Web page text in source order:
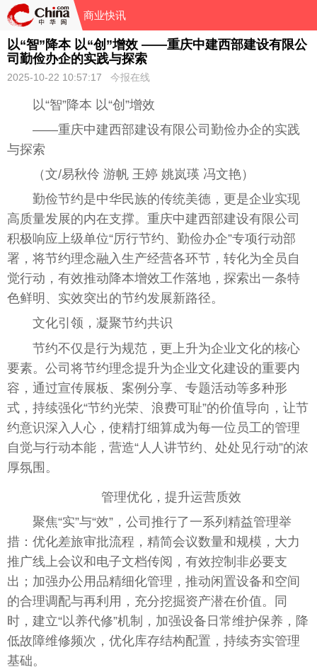
商业快讯
以“智”降本 以“创”增效 ——重庆中建西部建设有限公
司勤俭办企的实践与探索
2025-10-22 10:57:17 今报在线
以“智”降本 以“创”增效
——重庆中建西部建设有限公司勤俭办企的实践
与探索
（文/易秋伶 游帆 王婷 姚岚瑛 冯文艳）
勤俭节约是中华民族的传统美德，更是企业实现
高质量发展的内在支撑。重庆中建西部建设有限公司
积极响应上级单位“厉行节约、勤俭办企”专项行动部
署，将节约理念融入生产经营各环节，转化为全员自
觉行动，有效推动降本增效工作落地，探索出一条特
色鲜明、实效突出的节约发展新路径。
文化引领，凝聚节约共识
节约不仅是行为规范，更上升为企业文化的核心
要素。公司将节约理念提升为企业文化建设的重要内
容，通过宣传展板、案例分享、专题活动等多种形
式，持续强化“节约光荣、浪费可耻”的价值导向，让节
约意识深入人心，使精打细算成为每一位员工的管理
自觉与行动本能，营造“人人讲节约、处处见行动”的浓
厚氛围。
管理优化，提升运营质效
聚焦“实”与“效”，公司推行了一系列精益管理举
措：优化差旅审批流程，精简会议数量和规模，大力
推广线上会议和电子文档传阅，有效控制非必要支
出；加强办公用品精细化管理，推动闲置设备和空间
的合理调配与再利用，充分挖掘资产潜在价值。同
时，建立“以养代修”机制，加强设备日常维护保养，降
低故障维修频次，优化库存结构配置，持续夯实管理
基础。